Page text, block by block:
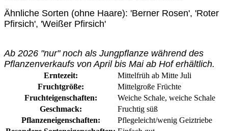
Ähnliche Sorten (ohne Haare): 'Berner Rosen', 'Roter
Pfirsich', 'Weißer Pfirsich'
Ab 2026 "nur" noch als Jungpflanze während des
Pflanzenverkaufs von April bis Mai ab Hof erhältlich.
Erntezeit:
Mittelfrüh ab Mitte Juli
Fruchtgröße:
Mittelgroße Früchte
Fruchteigenschaften:
Weiche Schale, weiche Schale
Geschmack:
Fruchtig süß
Pflanzeneigenschaften:
Pflegeleicht/wenig Geiztriebe